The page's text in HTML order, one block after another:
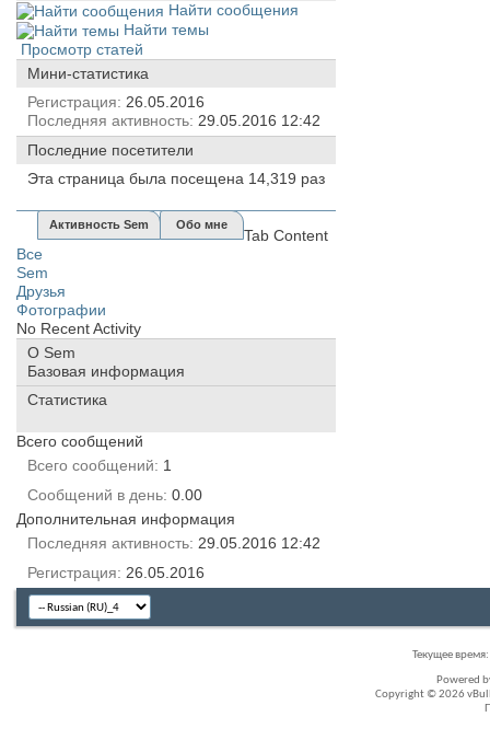
Найти сообщения
Найти темы
Просмотр статей
Мини-статистика
Регистрация
26.05.2016
Последняя активность 29.05.2016 12:42
Последние посетители
Эта страница была посещена 14,319 раз
Активность Sem Обо мне
Tab Content
Все
Sem
Друзья
Фотографии
No Recent Activity
О Sem
Базовая информация
Статистика
Всего сообщений
Всего сообщений
1
Сообщений в день 0.00
Дополнительная информация
Последняя активность 29.05.2016 12:42
Регистрация
26.05.2016
Текущее время:
Powered
Copyright © 2026